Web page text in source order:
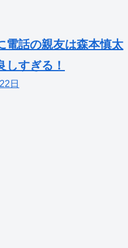
電話の親友は森本慎太
しすぎる！
日